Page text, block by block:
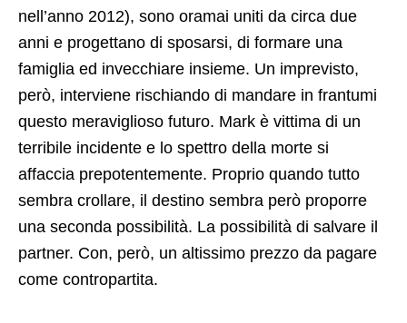
nell’anno 2012), sono oramai uniti da circa due
anni e progettano di sposarsi, di formare una
famiglia ed invecchiare insieme. Un imprevisto,
però, interviene rischiando di mandare in frantumi
questo meraviglioso futuro. Mark è vittima di un
terribile incidente e lo spettro della morte si
affaccia prepotentemente. Proprio quando tutto
sembra crollare, il destino sembra però proporre
una seconda possibilità. La possibilità di salvare il
partner. Con, però, un altissimo prezzo da pagare
come contropartita.